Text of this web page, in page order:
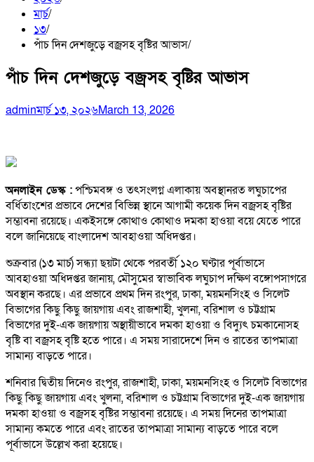
মার্চ
১৩
পাঁচ দিন দেশজুড়ে বজ্রসহ বৃষ্টির আভাস
পাঁচ দিন দেশজুড়ে বজ্রসহ বৃষ্টির আভাস
adminমার্চ ১৩, ২০২৬March 13, 2026
অনলাইন ডেস্ক :পশ্চিমবঙ্গ ও তৎসংলগ্ন এলাকায় অবস্থানরত লঘুচাপের
বর্ধিতাংশের প্রভাবে দেশের বিভিন্ন স্থানে আগামী কয়েক দিন বজ্রসহ বৃষ্টির
সম্ভাবনা রয়েছে। একইসঙ্গে কোথাও কোথাও দমকা হাওয়া বয়ে যেতে পারে
বলে জানিয়েছে বাংলাদেশ আবহাওয়া অধিদপ্তর।
শুক্রবার (১৩ মার্চ) সন্ধ্যা ছয়টা থেকে পরবর্তী ১২০ ঘণ্টার পূর্বাভাসে
আবহাওয়া অধিদপ্তর জানায়, মৌসুমের স্বাভাবিক লঘুচাপ দক্ষিণ বঙ্গোপসাগরে
অবস্থান করছে। এর প্রভাবে প্রথম দিন রংপুর, ঢাকা, ময়মনসিংহ ও সিলেট
বিভাগের কিছু কিছু জায়গায় এবং রাজশাহী, খুলনা, বরিশাল ও চট্টগ্রাম
বিভাগের দুই-এক জায়গায় অস্থায়ীভাবে দমকা হাওয়া ও বিদ্যুৎ চমকানোসহ
বৃষ্টি বা বজ্রসহ বৃষ্টি হতে পারে। এ সময় সারাদেশে দিন ও রাতের তাপমাত্রা
সামান্য বাড়তে পারে।
শনিবার দ্বিতীয় দিনেও রংপুর, রাজশাহী, ঢাকা, ময়মনসিংহ ও সিলেট বিভাগের
কিছু কিছু জায়গায় এবং খুলনা, বরিশাল ও চট্টগ্রাম বিভাগের দুই-এক জায়গায়
দমকা হাওয়া ও বজ্রসহ বৃষ্টির সম্ভাবনা রয়েছে। এ সময় দিনের তাপমাত্রা
সামান্য কমতে পারে এবং রাতের তাপমাত্রা সামান্য বাড়তে পারে বলে
পূর্বাভাসে উল্লেখ করা হয়েছে।